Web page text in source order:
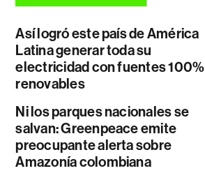
Así logró este país de América
Latina generar toda su
electricidad con fuentes 100%
renovables
Ni los parques nacionales se
salvan: Greenpeace emite
preocupante alerta sobre
Amazonía colombiana